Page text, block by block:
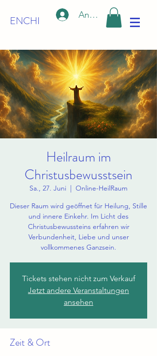
ENCHI Anmelden
Heilraum im
Christusbewusstsein
Sa., 27. Juni
  |
Online-HeilRaum
Dieser Raum wird geöffnet für Heilung, Stille
und innere Einkehr. Im Licht des
Christusbewussteins erfahren wir
Verbundenheit, Liebe und unser
vollkommenes Ganzsein.
Tickets stehen nicht zum Verkauf
Jetzt andere Veranstaltungen
ansehen
Zeit & Ort